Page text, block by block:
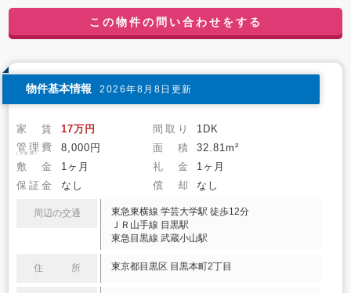
この物件の問い合わせをする
物件基本情報 2026年8月8日更新
家 賃 17万円 間取り
1DK
管理費
(共益費) 8,000円 面 積
32.81m²
敷 金
1ヶ月 礼 金
1ヶ月
保証金
なし 償 却 なし
周辺の交通
東急東横線 学芸大学駅 徒歩12分
ＪＲ山手線 目黒駅
東急目黒線 武蔵小山駅
住 所 東京都目黒区 目黒本町2丁目